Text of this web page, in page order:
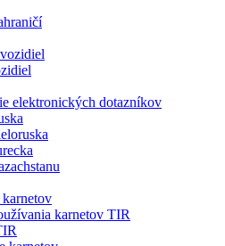
elektronických dotazníkov
karnetov TIR